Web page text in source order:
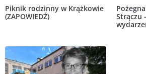
Piknik rodzinny w Krążkowie
(ZAPOWIEDŹ)
Strączu